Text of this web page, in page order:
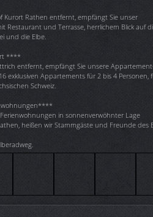
Kurort Rathen entfernt, empfängt Sie unser
Restaurant und Terrasse, herrlichem Blick auf
und die Elbe.
****
entfernt, empfängt Sie unsere
exklusiven Appartements für 2 bis 4 Personen,
Schweiz.
in sonnenverwöhnter Lage
heißen wir Stammgäste und Freunde des